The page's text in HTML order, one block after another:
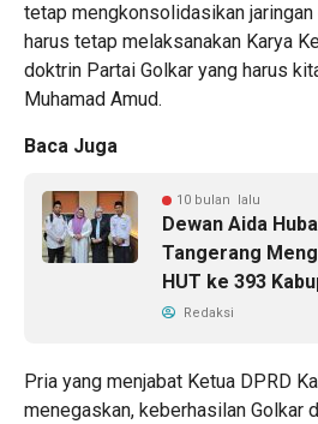
tetap mengkonsolidasikan jaringan
harus tetap melaksanakan Karya
doktrin Partai Golkar yang harus
Muhamad Amud.
Baca Juga
10 bulan lalu
Dewan Aida
Tangerang
HUT ke 393
Redaksi
Pria yang menjabat Ketua DPRD
menegaskan, keberhasilan Golkar